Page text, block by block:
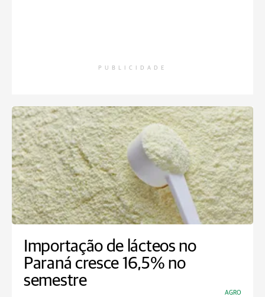
PUBLICIDADE
Importação de lácteos no
Paraná cresce 16,5% no
semestre
AGRO